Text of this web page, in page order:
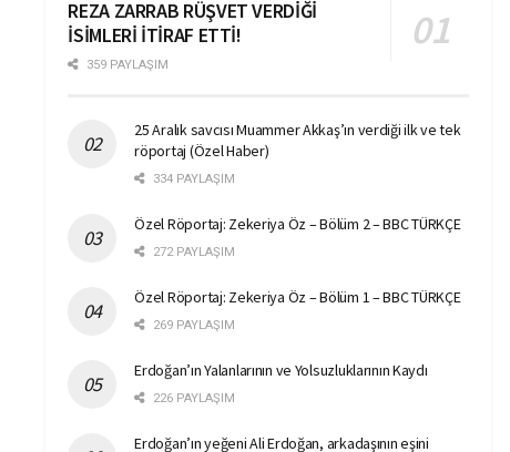
REZA ZARRAB RÜŞVET VERDİĞİ
İSİMLERİ İTİRAF ETTİ!
359 PAYLAŞIM
25 Aralık savcısı Muammer Akkaş’ın verdiği ilk ve tek
röportaj (Özel Haber)
334 PAYLAŞIM
Özel Röportaj: Zekeriya Öz – Bölüm 2 – BBC TÜRKÇE
272 PAYLAŞIM
Özel Röportaj: Zekeriya Öz – Bölüm 1 – BBC TÜRKÇE
269 PAYLAŞIM
Erdoğan’ın Yalanlarının ve Yolsuzluklarının Kaydı
226 PAYLAŞIM
Erdoğan’ın yeğeni Ali Erdoğan, arkadaşının eşini